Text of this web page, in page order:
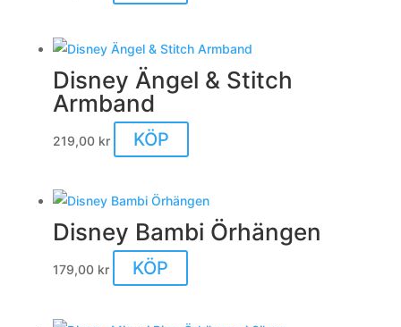
Disney Ängel & Stitch
Armband
219,00 kr KÖP
Disney Bambi Örhängen
179,00 kr KÖP